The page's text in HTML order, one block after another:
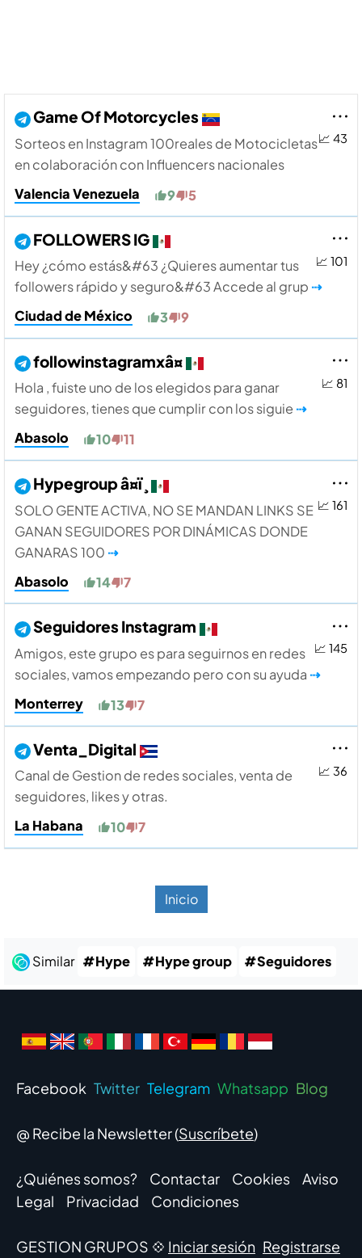
📈 43
Game Of Motorcycles
Sorteos en Instagram 100reales de Motocicletas
en colaboración con Influencers nacionales
Valencia Venezuela
9 5
📈 101
FOLLOWERS IG
Hey ¿cómo estás&#63 ¿Quieres aumentar tus
followers rápido y seguro&#63 Accede al grup ⇢
Ciudad de México
3 9
📈 81
followinstagramxâ¤
Hola , fuiste uno de los elegidos para ganar
seguidores, tienes que cumplir con los siguie ⇢
Abasolo
10 11
📈 161
Hypegroup â¤ï¸
SOLO GENTE ACTIVA, NO SE MANDAN LINKS SE
GANAN SEGUIDORES POR DINÁMICAS DONDE
GANARAS 100 ⇢
Abasolo
14 7
📈 145
Seguidores Instagram
Amigos, este grupo es para seguirnos en redes
sociales, vamos empezando pero con su ayuda ⇢
Monterrey
13 7
📈 36
Venta_Digital
Canal de Gestion de redes sociales, venta de
seguidores, likes y otras.
La Habana
10 7
Inicio
Similar #Hype #Hype group #Seguidores
Facebook Twitter Telegram Whatsapp Blog
@ Recibe la Newsletter (Suscríbete)
¿Quiénes somos? Contactar Cookies
Aviso
Legal
Privacidad Condiciones
GESTION GRUPOS 💠 Iniciar sesión Registrarse